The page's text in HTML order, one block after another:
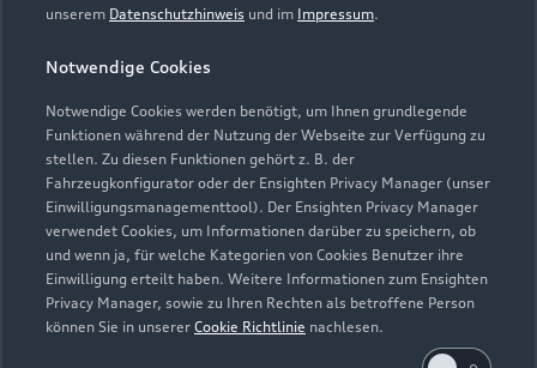
unserem Datenschutzhinweis und im Impressum.
Notwendige Cookies
Notwendige Cookies werden benötigt, um Ihnen grundlegende
Funktionen während der Nutzung der Webseite zur Verfügung zu
stellen. Zu diesen Funktionen gehört z. B. der
Fahrzeugkonfigurator oder der Ensighten Privacy Manager (unser
Einwilligungsmanagementtool). Der Ensighten Privacy Manager
verwendet Cookies, um Informationen darüber zu speichern, ob
und wenn ja, für welche Kategorien von Cookies Benutzer ihre
Einwilligung erteilt haben. Weitere Informationen zum Ensighten
Privacy Manager, sowie zu Ihren Rechten als betroffene Person
können Sie in unserer Cookie Richtlinie nachlesen.
Geschlossen,öffnet am
Zurück nach oben
Modelle